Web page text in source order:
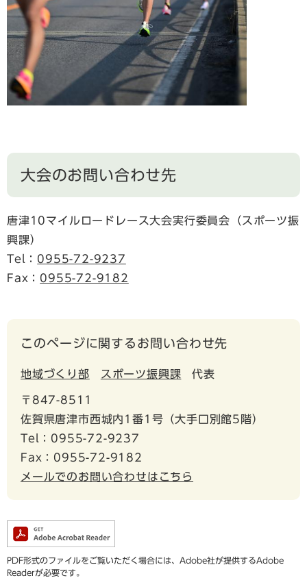
大会のお問い合わせ先
唐津10マイルロードレース大会実行委員会（スポーツ振
興課）
Tel： 0955-72-9237
Fax： 0955-72-9182
このページに関するお問い合わせ先
地域づくり部 スポーツ振興課 代表
〒847-8511
佐賀県唐津市西城内1番1号（大手口別館5階）
Tel：0955-72-9237
Fax：0955-72-9182
メールでのお問い合わせはこちら
PDF形式のファイルをご覧いただく場合には、Adobe社が提供するAdobe
Readerが必要です。